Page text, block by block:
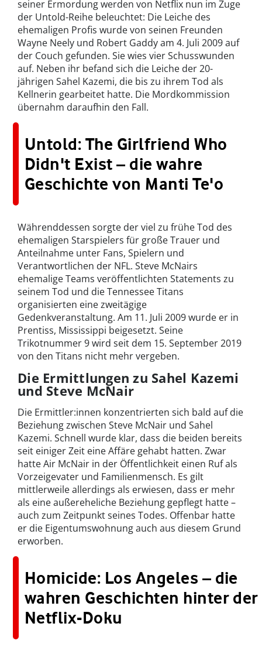
seiner Ermordung werden von Netflix nun im Zuge
der Untold-Reihe beleuchtet: Die Leiche des
ehemaligen Profis wurde von seinen Freunden
Wayne Neely und Robert Gaddy am 4. Juli 2009 auf
der Couch gefunden. Sie wies vier Schusswunden
auf. Neben ihr befand sich die Leiche der 20-
jährigen Sahel Kazemi, die bis zu ihrem Tod als
Kellnerin gearbeitet hatte. Die Mordkommission
übernahm daraufhin den Fall.
Untold: The Girlfriend Who
Didn't Exist – die wahre
Geschichte von Manti Te'o
Währenddessen sorgte der viel zu frühe Tod des
ehemaligen Starspielers für große Trauer und
Anteilnahme unter Fans, Spielern und
Verantwortlichen der NFL. Steve McNairs
ehemalige Teams veröffentlichten Statements zu
seinem Tod und die Tennessee Titans
organisierten eine zweitägige
Gedenkveranstaltung. Am 11. Juli 2009 wurde er in
Prentiss, Mississippi beigesetzt. Seine
Trikotnummer 9 wird seit dem 15. September 2019
von den Titans nicht mehr vergeben.
Die Ermittlungen zu Sahel Kazemi
und Steve McNair
Die Ermittler:innen konzentrierten sich bald auf die
Beziehung zwischen Steve McNair und Sahel
Kazemi. Schnell wurde klar, dass die beiden bereits
seit einiger Zeit eine Affäre gehabt hatten. Zwar
hatte Air McNair in der Öffentlichkeit einen Ruf als
Vorzeigevater und Familienmensch. Es gilt
mittlerweile allerdings als erwiesen, dass er mehr
als eine außereheliche Beziehung gepflegt hatte –
auch zum Zeitpunkt seines Todes. Offenbar hatte
er die Eigentumswohnung auch aus diesem Grund
erworben.
Homicide: Los Angeles – die
wahren Geschichten hinter der
Netflix-Doku